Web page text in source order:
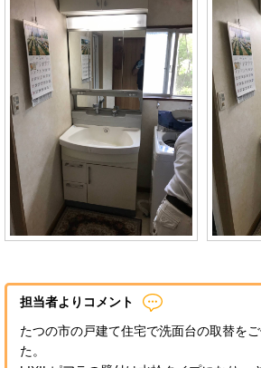
担当者よりコメント
たつの市の戸建て住宅で洗面台の取替を
た。